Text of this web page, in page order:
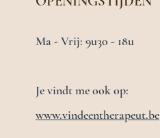
Ma - Vrij: 9u30 - 18u
Je vindt me ook op:
www.vindeentherapeut.be